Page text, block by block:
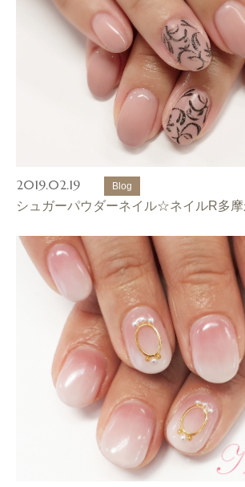
2019.02.19 Blog
シュガーパウダーネイル☆ネイルR多摩